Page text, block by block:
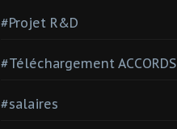
#Projet R&D
#Téléchargement ACCORDS
#salaires